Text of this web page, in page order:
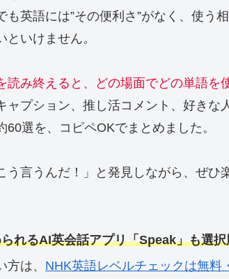
英語には”その便利さ”がなく、使う
いけません。
読み終えると、どの場面でどの単語を
ャプション、推し活コメント、好きな
選を、コピペOKでまとめました。
う言うんだ！」と発見しながら、ぜひ
れるAI英会話アプリ「Speak」も選
は、 NHK英語レベルチェックは無料